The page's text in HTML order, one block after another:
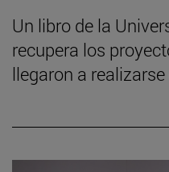
Un libro de la
recupera los
llegaron a